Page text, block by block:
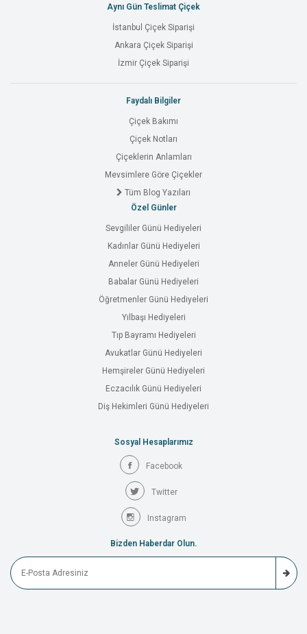
Aynı Gün Teslimat Çiçek
İstanbul Çiçek Siparişi
Ankara Çiçek Siparişi
İzmir Çiçek Siparişi
Faydalı Bilgiler
Çiçek Bakımı
Çiçek Notları
Çiçeklerin Anlamları
Mevsimlere Göre Çiçekler
Tüm Blog Yazıları
Özel Günler
Sevgililer Günü Hediyeleri
Kadınlar Günü Hediyeleri
Anneler Günü Hediyeleri
Babalar Günü Hediyeleri
Öğretmenler Günü Hediyeleri
Yılbaşı Hediyeleri
Tıp Bayramı Hediyeleri
Avukatlar Günü Hediyeleri
Hemşireler Günü Hediyeleri
Eczacılık Günü Hediyeleri
Diş Hekimleri Günü Hediyeleri
Sosyal Hesaplarımız
Facebook
Twitter
Instagram
Bizden Haberdar Olun.